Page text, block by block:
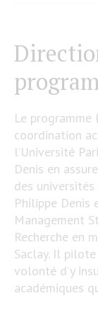
Le programme
coordination
l’Université
Denis en
des
Philippe Denis
Management
Recherche en
Saclay. Il
volonté d’y
académiques